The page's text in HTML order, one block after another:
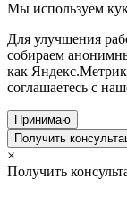
Мы используем
Для улучшения
собираем
как
соглашаетесь с
Принимаю
Получить
×
Получить